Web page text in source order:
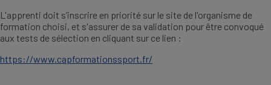
L'apprenti doit s’inscrire en priorité sur le site de l'organisme de
formation choisi, et s'assurer de sa validation pour être convoqué
aux tests de sélection en cliquant sur ce lien :
https://www.capformationssport.fr/